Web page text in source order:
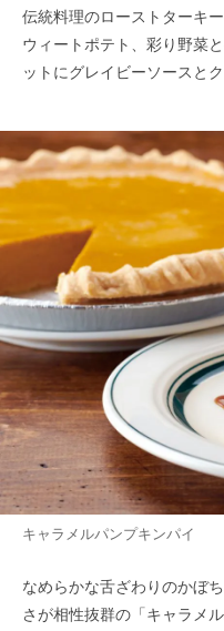
伝統料理のローストターキ
ウィートポテト、彩り野菜
ットにグレイビーソースと
キャラメルパンプキンパイ
なめらかな舌ざわりのかぼ
さが相性抜群の「キャラメ